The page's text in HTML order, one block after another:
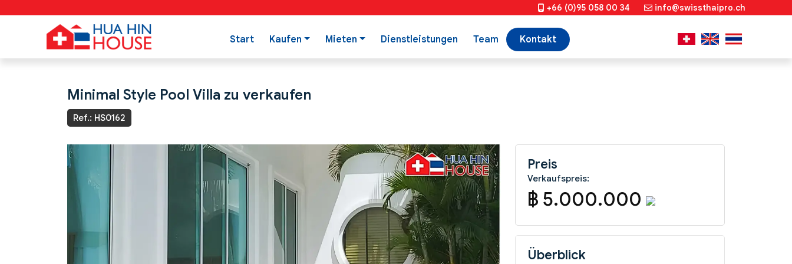
+66 (0)95 058 00 34 info@swissthaipro.ch
Start Kaufen Mieten Dienstleistungen Team Kontakt
Minimal Style Pool Villa zu verkaufen
Ref.: HS0162
Preis
Verkaufspreis:
฿ 5.000.000
Überblick